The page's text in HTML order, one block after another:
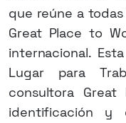
que reúne a
Great Place to
internacional.
Lugar para
consultora
identificación y